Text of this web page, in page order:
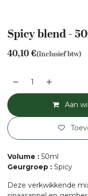
Spicy blend -
40,10€(Inclusief btw)
Aan
Volume : 50ml
Geurgroep : Spicy
Deze verkwikkende